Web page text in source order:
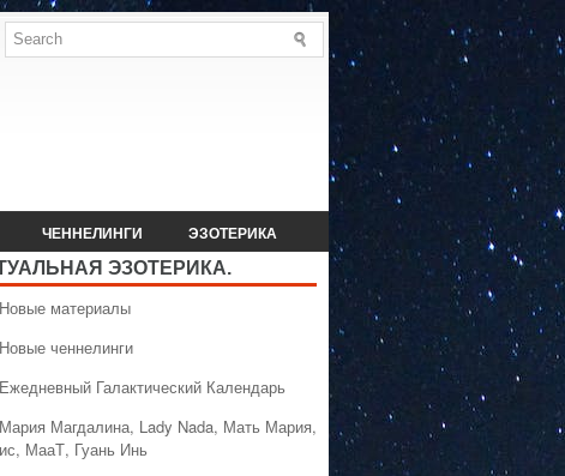
ЧЕННЕЛИНГИ ЭЗОТЕРИКА
ЭЗОТЕРИКА.
материалы
ченнелинги
Галактический Календарь
Магдалина, Lady Nada, Мать Мария,
МааТ, Гуань Инь